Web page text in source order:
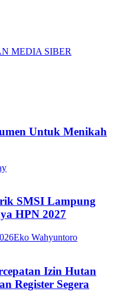
MEDIA SIBER
Untuk Menikah
SMSI Lampung
HPN 2027
Eko Wahyuntoro
Izin Hutan
Register Segera